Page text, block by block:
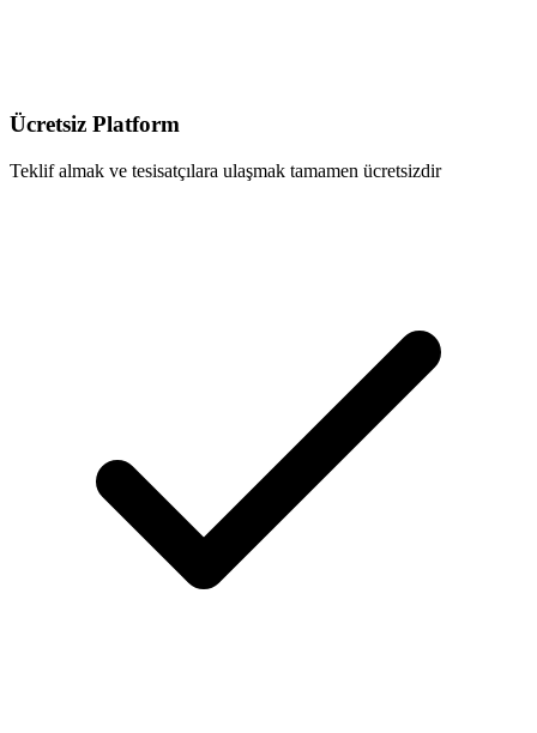
Ücretsiz Platform
Teklif almak ve tesisatçılara ulaşmak tamamen ücretsizdir